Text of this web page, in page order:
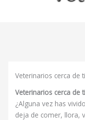
Veterinarios cerca de
Veterinarios cerca de
¿Alguna vez has
deja de comer, llora,